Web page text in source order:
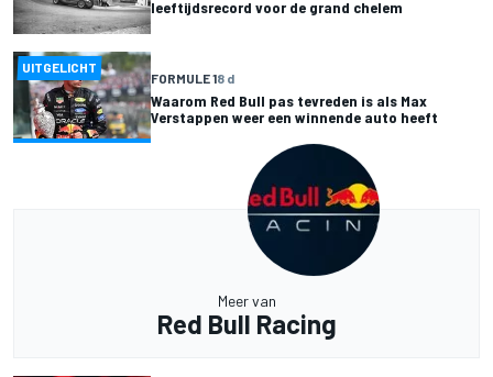
leeftijdsrecord voor de grand chelem
UITGELICHT
FORMULE 18 d
Waarom Red Bull pas tevreden is als Max
Verstappen weer een winnende auto heeft
Meer van
Red Bull Racing